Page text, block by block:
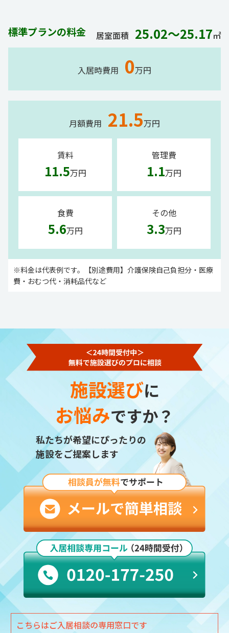
標準プランの料金 居室面積 25.02～25.17㎡
入居時費用 0万円
月額費用 21.5万円
賃料
11.5万円
管理費
1.1万円
食費
5.6万円
その他
3.3万円
※料金は代表例です。【別途費用】介護保険自己負担分・医療
費・おむつ代・消耗品代など
施設選びに
お悩みですか？
私たちが希望にぴったりの
施設をご提案します
こちらはご入居相談の専用窓口です